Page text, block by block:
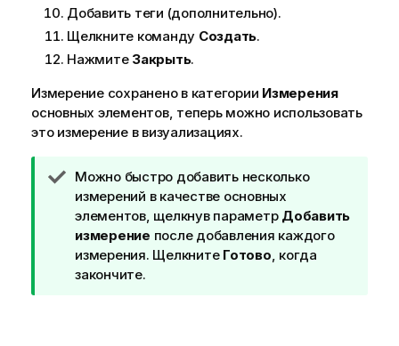
Добавить теги (дополнительно).
Щелкните команду Создать.
Нажмите Закрыть.
Измерение сохранено в категории Измерения
основных элементов, теперь можно использовать
это измерение в визуализациях.
П
р
и
м
е
ч
Можно быстро добавить несколько
измерений в качестве основных
элементов, щелкнув параметр Добавить
измерение после добавления каждого
измерения. Щелкните Готово, когда
закончите.